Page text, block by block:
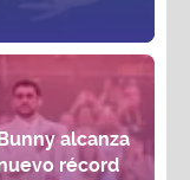
alcanza
récord